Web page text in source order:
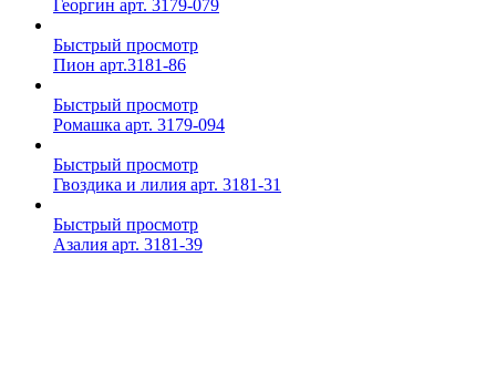
Георгин арт. 3179-079
Быстрый просмотр
Пион арт.3181-86
Быстрый просмотр
Ромашка арт. 3179-094
Быстрый просмотр
Гвоздика и лилия арт. 3181-31
Быстрый просмотр
Азалия арт. 3181-39